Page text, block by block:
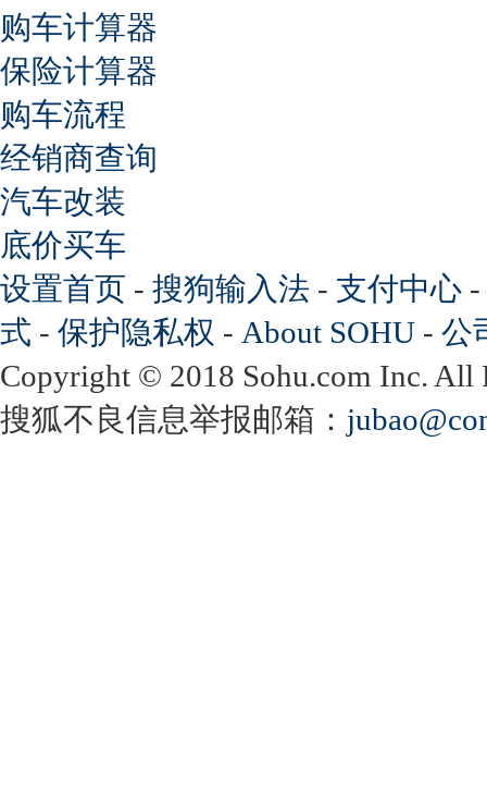
购车计算器
保险计算器
购车流程
经销商查询
汽车改装
底价买车
设置首页 - 搜狗输入法 - 支付中心 -
式 - 保护隐私权 - About SOHU - 公
Copyright © 2018 Sohu.com Inc.
搜狐不良信息举报邮箱：